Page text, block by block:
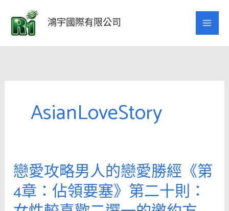
要
鴻宇國際有限公司
AsianLoveStory
戀愛攻略男人的戀愛勝經《第
4章：佔領要塞》第二十則：
戀
愛
攻